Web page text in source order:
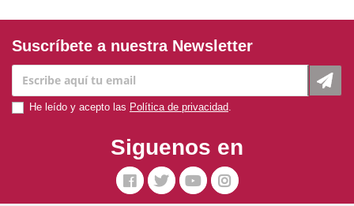
Suscríbete a nuestra Newsletter
He leído y acepto las Política de privacidad
Siguenos en